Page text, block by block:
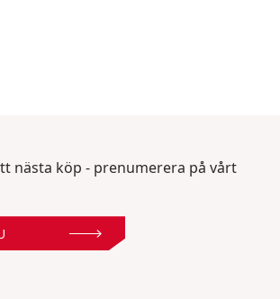
nästa köp - prenumerera på vårt